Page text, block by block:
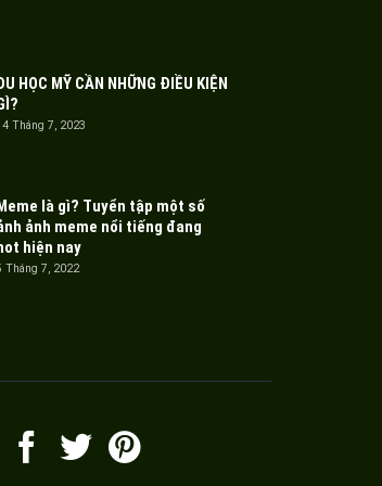
DU HỌC MỸ CẦN NHỮNG ĐIỀU KIỆN
Tháng 7, 2023
Meme là gì? Tuyển tập một số
ảnh meme nổi tiếng đang
hot hiện nay
Tháng 7, 2022